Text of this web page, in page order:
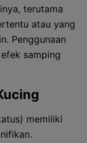
terutama
atau yang
Penggunaan
samping
memiliki